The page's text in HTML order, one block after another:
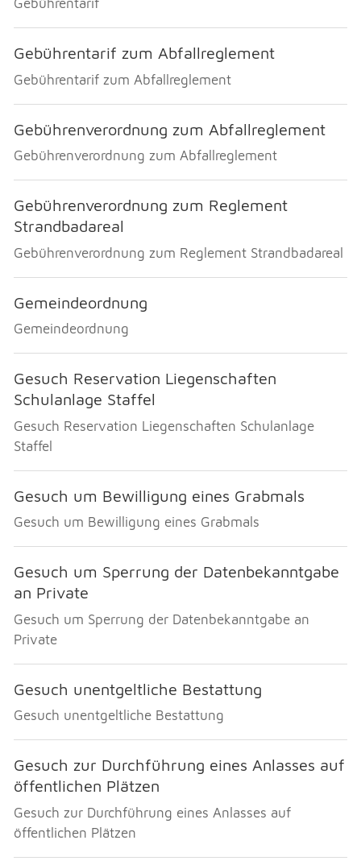
Gebührentarif
Gebührentarif zum Abfallreglement
Gebührentarif zum Abfallreglement
Gebührenverordnung zum Abfallreglement
Gebührenverordnung zum Abfallreglement
Gebührenverordnung zum Reglement
Strandbadareal
Gebührenverordnung zum Reglement Strandbadareal
Gemeindeordnung
Gemeindeordnung
Gesuch Reservation Liegenschaften
Schulanlage Staffel
Gesuch Reservation Liegenschaften Schulanlage
Staffel
Gesuch um Bewilligung eines Grabmals
Gesuch um Bewilligung eines Grabmals
Gesuch um Sperrung der Datenbekanntgabe
an Private
Gesuch um Sperrung der Datenbekanntgabe an
Private
Gesuch unentgeltliche Bestattung
Gesuch unentgeltliche Bestattung
Gesuch zur Durchführung eines Anlasses auf
öffentlichen Plätzen
Gesuch zur Durchführung eines Anlasses auf
öffentlichen Plätzen